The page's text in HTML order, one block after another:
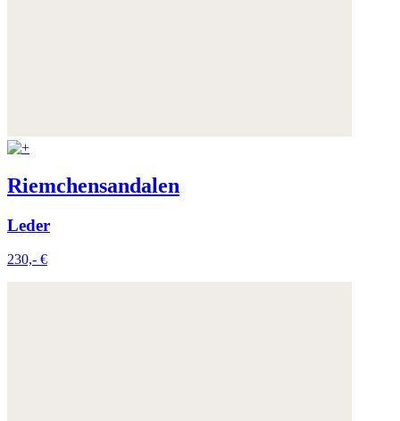
Riemchensandalen
Leder
230,- €